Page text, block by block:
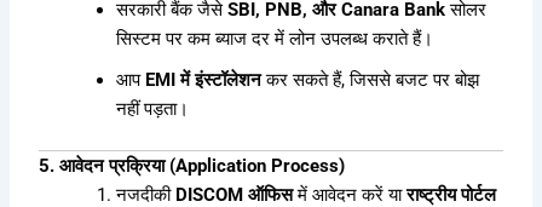
सरकारी बैंक जैसेSBI, PNB, और Canara Bankसोलर
सिस्टम पर कम ब्याज दर में लोन उपलब्ध कराते हैं।
आप EMI में इंस्टॉलेशनकर सकते हैं, जिससे बजट पर बोझ
नहीं पड़ता।
5. आवेदन प्रक्रिया (Application Process)
नजदीकी DISCOM ऑफिसमें आवेदन करें याराष्ट्रीय पोर्टल